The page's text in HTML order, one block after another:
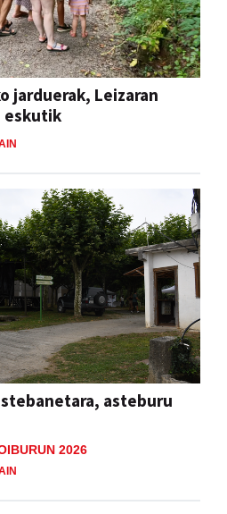
jarduerak, Leizaran
eskutik
asteburu
2026